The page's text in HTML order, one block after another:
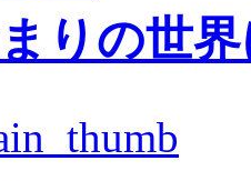
まりの世